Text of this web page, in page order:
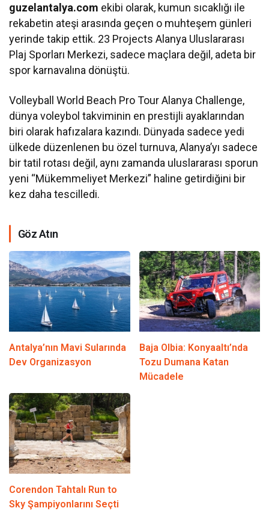
guzelantalya.com ekibi olarak, kumun sıcaklığı ile
rekabetin ateşi arasında geçen o muhteşem günleri
yerinde takip ettik. 23 Projects Alanya Uluslararası
Plaj Sporları Merkezi, sadece maçlara değil, adeta bir
spor karnavalına dönüştü.
Volleyball World Beach Pro Tour Alanya Challenge,
dünya voleybol takviminin en prestijli ayaklarından
biri olarak hafızalara kazındı. Dünyada sadece yedi
ülkede düzenlenen bu özel turnuva, Alanya’yı sadece
bir tatil rotası değil, aynı zamanda uluslararası sporun
yeni “Mükemmeliyet Merkezi” haline getirdiğini bir
kez daha tescilledi.
Göz Atın
Antalya’nın Mavi Sularında
Dev Organizasyon
Baja Olbia: Konyaaltı’nda
Tozu Dumana Katan
Mücadele
Corendon Tahtalı Run to
Sky Şampiyonlarını Seçti